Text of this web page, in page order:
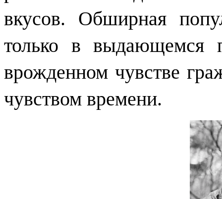
вкусов. Обширная
только в выдающемся
врожденном чувстве
чувством времени.